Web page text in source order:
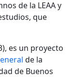
de la LEAA y
que
es un proyecto
de la
de Buenos